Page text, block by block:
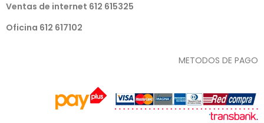
Ventas de internet 612 615325
Oficina 612 617102
METODOS DE PAGO